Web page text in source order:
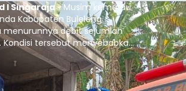
I Singaraja -Musim kemarau
Kabupaten Buleleng
menurunnya debit sejumlah
tersebut menyebabkan
desa mulai mengalami
air bersih, terutama
mandi, cuci, dan